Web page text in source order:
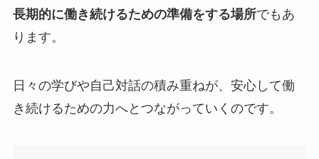
長期的に働き続けるための準備をする場所でもあ
ります。
日々の学びや自己対話の積み重ねが、安心して働
き続けるための力へとつながっていくのです。